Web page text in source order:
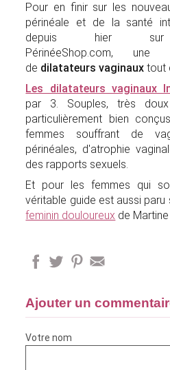
Pour en finir sur les
périnéale et de la santé
depuis hier
PérinéeShop.com, une
de dilatateurs vaginaux tout
Les dilatateurs vaginaux
par 3. Souples, très
particulièrement bien
femmes souffrant de
périnéales, d'atrophie
des rapports sexuels.
Et pour les femmes qui
véritable guide est aussi paru
feminin douloureux de
Ajouter un
Votre nom